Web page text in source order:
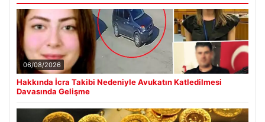
06/08/2026
Hakkında İcra Takibi Nedeniyle Avukatın Katledilmesi
Davasında Gelişme